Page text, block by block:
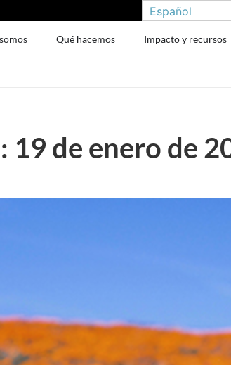
Español
Qué hacemos Impacto y recursos
19 de enero de